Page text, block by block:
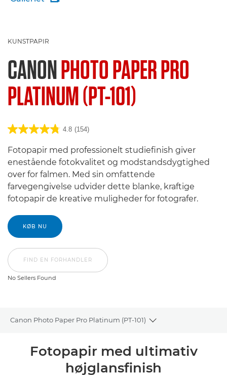
KUNSTPAPIR
CANONPHOTO PAPER PRO
PLATINUM (PT-101)
4.8 (154)
Fotopapir med professionelt studiefinish giver
enestående fotokvalitet og modstandsdygtighed
over for falmen. Med sin omfattende
farvegengivelse udvider dette blanke, kraftige
fotopapir de kreative muligheder for fotografer.
KØB NU
FIND EN FORHANDLER
No Sellers Found
Canon Photo Paper Pro Platinum (PT-101)
Toggle breadcrumbs
OversigtFotopapir med ultimativ
højglansfinish